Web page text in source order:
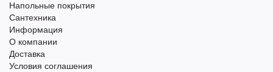
Напольные покрытия
Сантехника
Информация
О компании
Доставка
Условия соглашения